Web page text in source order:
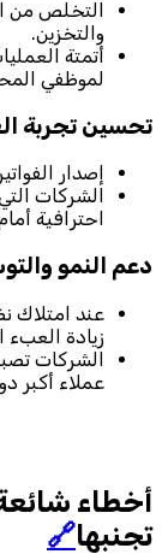
التخلص من
والتخزين.
أتمتة
لموظفي
تحسين تجربة
إصدار
الشركات
احترافية
دعم النمو
عند امتلاك
زيادة العبء
الشركات
عملاء أكبر
أخطاء
تجنبها🔗